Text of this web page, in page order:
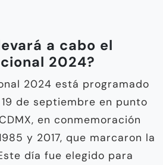
a cabo el
2024?
2024 está programado
de septiembre en punto
en conmemoración
y 2017, que marcaron la
día fue elegido para